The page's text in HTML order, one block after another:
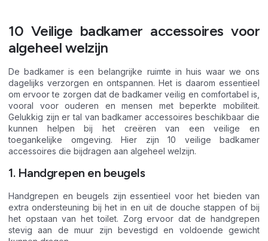
10 Veilige badkamer accessoires voor
algeheel welzijn
De badkamer is een belangrijke ruimte in huis waar we ons
dagelijks verzorgen en ontspannen. Het is daarom essentieel
om ervoor te zorgen dat de badkamer veilig en comfortabel is,
vooral voor ouderen en mensen met beperkte mobiliteit.
Gelukkig zijn er tal van badkamer accessoires beschikbaar die
kunnen helpen bij het creëren van een veilige en
toegankelijke omgeving. Hier zijn 10 veilige badkamer
accessoires die bijdragen aan algeheel welzijn.
1. Handgrepen en beugels
Handgrepen en beugels zijn essentieel voor het bieden van
extra ondersteuning bij het in en uit de douche stappen of bij
het opstaan van het toilet. Zorg ervoor dat de handgrepen
stevig aan de muur zijn bevestigd en voldoende gewicht